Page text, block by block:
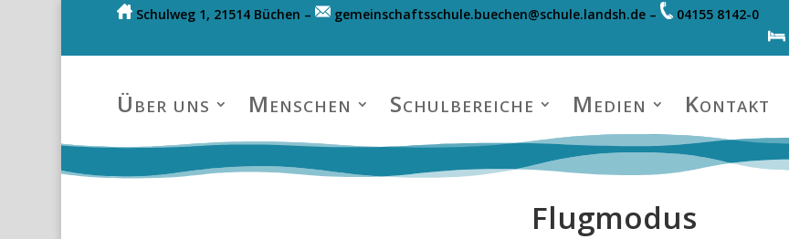
Schulweg 1, 21514 Büchen – gemeinschaftsschule.buechen@schule.landsh.de –
04155 8142-0
Über uns Menschen Schulbereiche Medien Kontakt
Flugmodus